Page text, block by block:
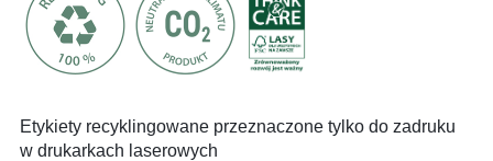
Etykiety recyklingowane przeznaczone tylko do zadruku
w drukarkach laserowych